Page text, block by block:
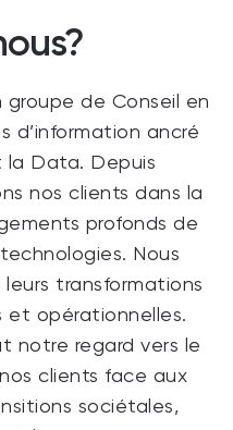
groupe de Conseil en
d’information ancré
la Data. Depuis
nos clients dans la
profonds de
Nous
transformations
et opérationnelles.
notre regard vers le
clients face aux
sociétales,